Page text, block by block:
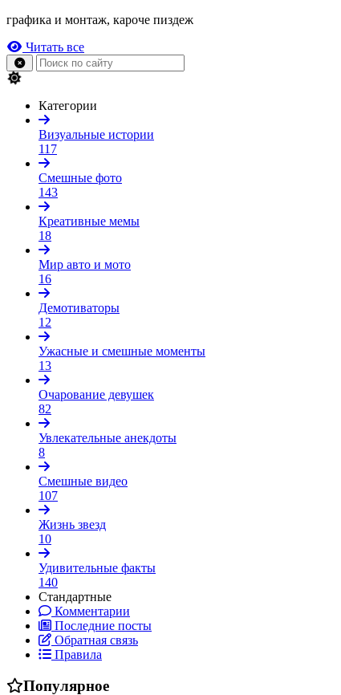
графика и монтаж, кароче пиздеж
Читать все
Категории
Визуальные истории
117
Смешные фото
143
Креативные мемы
18
Мир авто и мото
16
Демотиваторы
12
Ужасные и смешные моменты
13
Очарование девушек
82
Увлекательные анекдоты
8
Смешные видео
107
Жизнь звезд
10
Удивительные факты
140
Стандартные
Комментарии
Последние посты
Обратная связь
Правила
Популярное